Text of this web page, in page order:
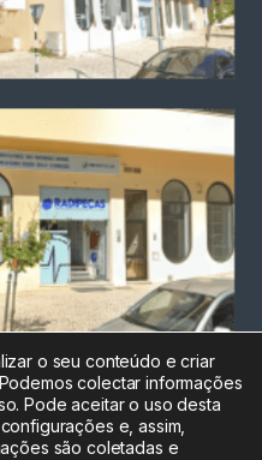
a rede fixa
212
o seu conteúdo e criar
colectar informações
Pode aceitar o uso desta
e, assim,
são coletadas e